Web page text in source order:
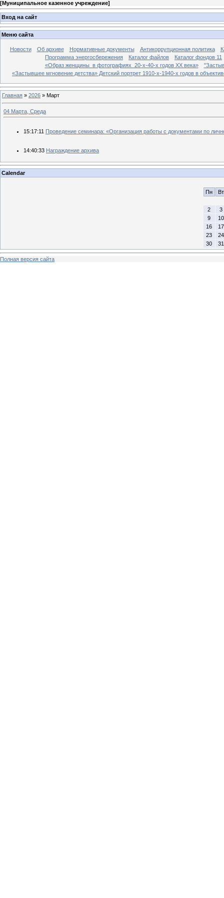
[Муниципальное казенное учреждение]
Вход на сайт
Меню сайта
Новости Об архиве Нормативные документы Антикоррупционная политика
Программа энергосбережения
Каталог файлов
Каталог фондов 11
«Образ женщины в фотографиях 20-х-40-х годов ХХ века»
«Застывшее мгновение детства» Детский портрет 1910-х-1940-х годов в
Главная » 2026 » Март
04 Марта, Среда
15:17:11 Проведение семинара: «Организация работы с документами по
14:40:33 Награждение архива
Calendar
Пн Вт
2
3
9
10
16
17
23
24
30
31
Полная версия сайта